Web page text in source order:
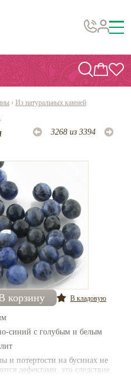
› Из натуральных камней
3268 из 3394
корзину В кладовую
синий с голубым и белым
и потертости на бусинах не
дефектами, это следствие